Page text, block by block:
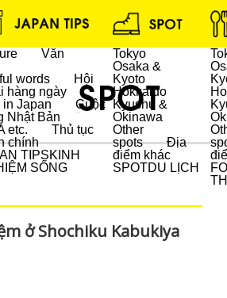
Văn
words
Hội
hàng ngày
in Japan
Cuộc
Nhật Bản
etc.
Thủ tục
chính
TIPSKINH
SỐNG
Tokyo
Osaka &
Kyoto
Hokkaido
Kyushu &
Okinawa
Other
spots
Địa
điểm khác
SPOTDU LỊCH
ở Shochiku Kabukiya